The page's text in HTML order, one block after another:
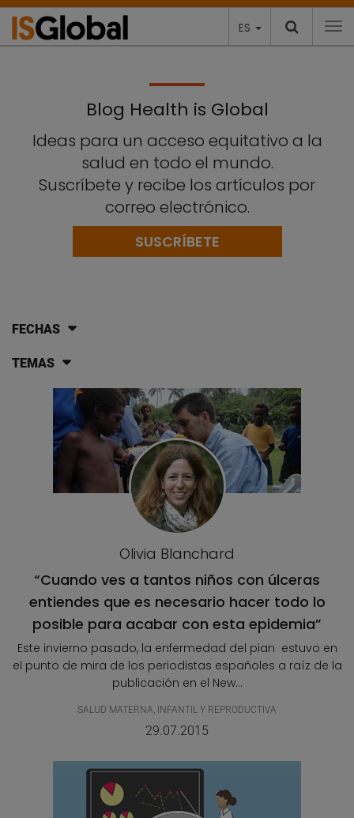
ES
Blog Health is Global
Ideas para un acceso equitativo a la
salud en todo el mundo.
Suscríbete y recibe los artículos por
correo electrónico.
SUSCRÍBETE
FECHAS
TEMAS
Lista de artículos del blog
Olivia Blanchard
“Cuando ves a tantos niños con úlceras
entiendes que es necesario hacer todo lo
posible para acabar con esta epidemia”
Este invierno pasado, la enfermedad del pian estuvo en
el punto de mira de los periodistas españoles a raíz de la
publicación en el New...
SALUD MATERNA, INFANTIL Y REPRODUCTIVA
29.07.2015